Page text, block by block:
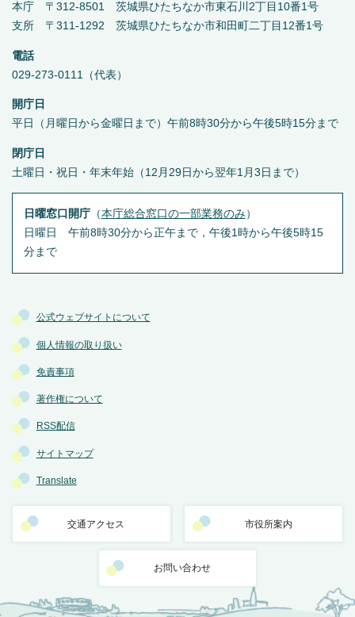
公式ウェブサイトについて
個人情報の取り扱い
免責事項
著作権について
RSS配信
サイトマップ
Translate
交通アクセス 市役所案内
お問い合わせ
本庁 〒312-8501 茨城県ひたちなか市東石川2丁目10番1号
支所 〒311-1292 茨城県ひたちなか市和田町二丁目12番1号
電話
029-273-0111（代表）
開庁日
平日（月曜日から金曜日まで）午前8時30分から午後5時15分まで
閉庁日
土曜日・祝日・年末年始（12月29日から翌年1月3日まで）
日曜窓口開庁（本庁総合窓口の一部業務のみ ）
日曜日 午前8時30分から正午まで，午後1時から午後5時15
分まで